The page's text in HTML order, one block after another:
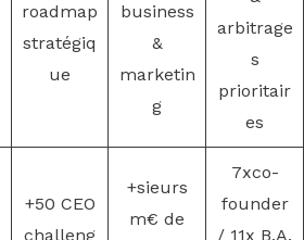
roadmap
stratégiq
ue
business
&
marketin
g
arbitrage
s
prioritair
es
+50 CEO
challeng
+sieurs
m€ de
7xco-
founder
/ 11x B.A.